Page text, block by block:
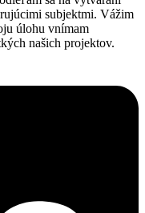
subjektmi. Vážim
úlohu vnímam
našich projektov.